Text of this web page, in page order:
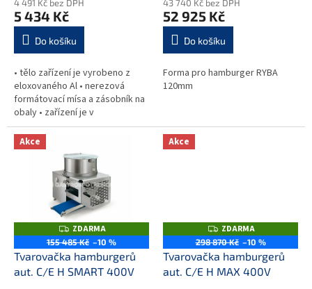
4 491 Kč bez DPH
5 434 Kč
Do košíku
• tělo zařízení je vyrobeno z
eloxovaného Al • nerezová
formátovací mísa a zásobník na
obaly • zařízení je v
mechanickém pákovém
provedení • snadné a rychlé
ovládání, čištění a...
43 740 Kč bez DPH
52 925 Kč
Do košíku
Forma pro hamburger RYBA
120mm
Akce
Z
D
A
R
M
A
ZDARMA
155 485 Kč –10 %
Tvarovačka hamburgerů
aut. C/E H SMART 400V
Akce
Z
D
A
R
M
A
ZDARMA
298 870 Kč –10 %
Tvarovačka hamburgerů
aut. C/E H MAX 400V